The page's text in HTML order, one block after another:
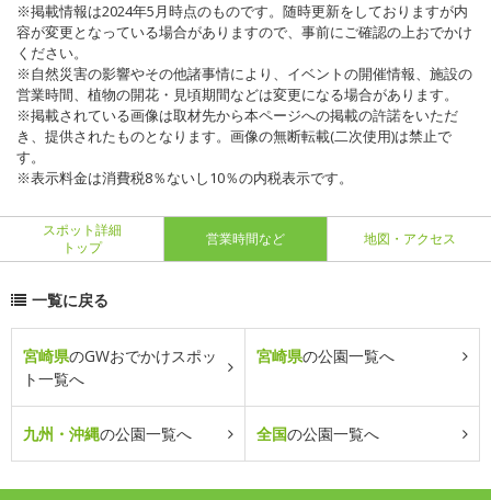
※掲載情報は2024年5月時点のものです。随時更新をしておりますが内
容が変更となっている場合がありますので、事前にご確認の上おでかけ
ください。
※自然災害の影響やその他諸事情により、イベントの開催情報、施設の
営業時間、植物の開花・見頃期間などは変更になる場合があります。
※掲載されている画像は取材先から本ページへの掲載の許諾をいただ
き、提供されたものとなります。画像の無断転載(二次使用)は禁止で
す。
※表示料金は消費税8％ないし10％の内税表示です。
スポット詳細
トップ
営業時間など 地図・アクセス
一覧に戻る
宮崎県のGWおでかけスポッ
ト一覧へ
宮崎県の公園一覧へ
九州・沖縄の公園一覧へ 全国の公園一覧へ